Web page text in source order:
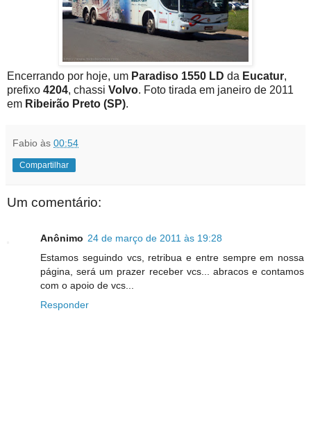
Encerrando por hoje, um Paradiso 1550 LD da Eucatur,
prefixo 4204, chassi Volvo. Foto tirada em janeiro de 2011
em Ribeirão Preto (SP).
Fabio às 00:54
Compartilhar
Um comentário:
Anônimo 24 de março de 2011 às 19:28
Estamos seguindo vcs, retribua e entre sempre em nossa
página, será um prazer receber vcs... abracos e contamos
com o apoio de vcs...
Responder